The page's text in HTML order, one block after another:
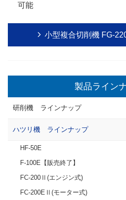
可能
小型複合切削機 FG-
製品ライン
研削機 ラインナップ
ハツリ機 ラインナップ
HF-50E
F-100E【販売終了】
FC-200Ⅱ(エンジン式)
FC-200EⅡ(モーター式)